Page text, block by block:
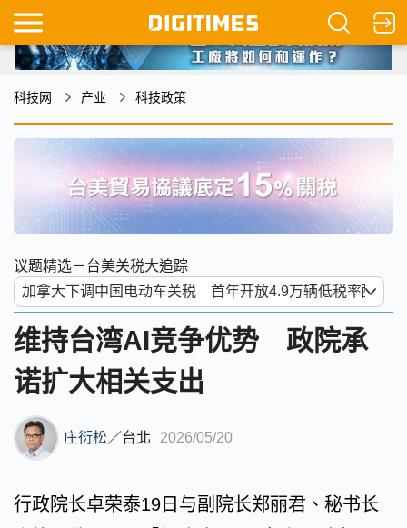
科技网 产业 科技政策
议题精选－台美关税大追踪
维持台湾AI竞争优势 政院承
诺扩大相关支出
庄衍松 ／台北 2026/05/20
行政院长卓荣泰19日与副院长郑丽君、秘书长